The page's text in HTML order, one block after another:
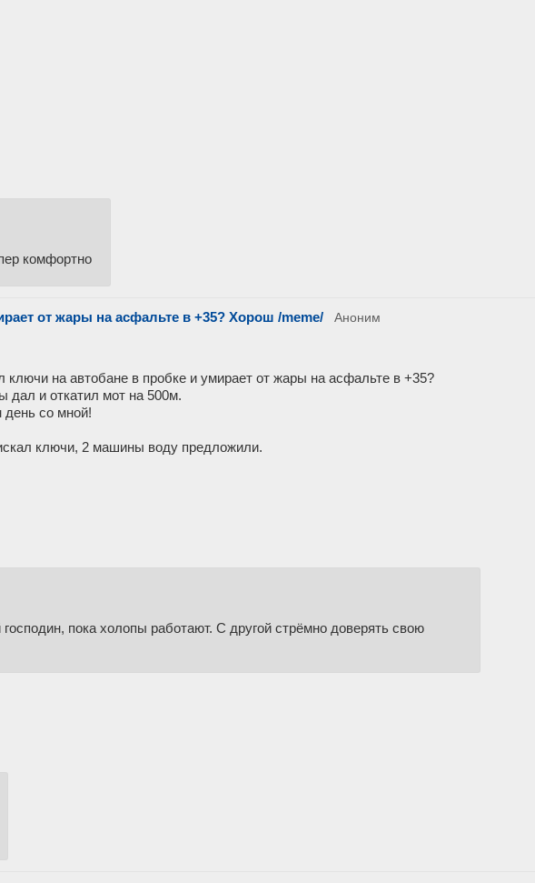
комфортно
от жары на асфальте в +35? Хорош /meme/
Аноним
ключи на автобане в пробке и умирает от жары на асфальте в +35?
дал и откатил мот на 500м.
день со мной!
ключи, 2 машины воду предложили.
пока холопы работают. С другой стрёмно доверять свою